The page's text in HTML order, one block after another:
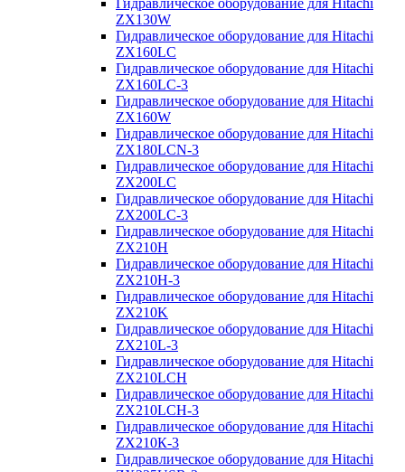
Гидравлическое оборудование для Hitachi
ZX130W
Гидравлическое оборудование для Hitachi
ZX160LC
Гидравлическое оборудование для Hitachi
ZX160LC-3
Гидравлическое оборудование для Hitachi
ZX160W
Гидравлическое оборудование для Hitachi
ZX180LCN-3
Гидравлическое оборудование для Hitachi
ZX200LC
Гидравлическое оборудование для Hitachi
ZX200LC-3
Гидравлическое оборудование для Hitachi
ZX210H
Гидравлическое оборудование для Hitachi
ZX210H-3
Гидравлическое оборудование для Hitachi
ZX210K
Гидравлическое оборудование для Hitachi
ZX210L-3
Гидравлическое оборудование для Hitachi
ZX210LCH
Гидравлическое оборудование для Hitachi
ZX210LCH-3
Гидравлическое оборудование для Hitachi
ZX210К-3
Гидравлическое оборудование для Hitachi